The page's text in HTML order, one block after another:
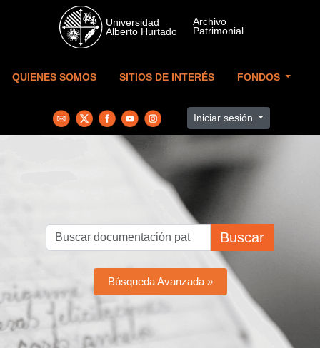
Skip to main content
QUIENES SOMOS SITIOS DE INTERÉS FONDOS
Iniciar sesión
Buscar
Búsqueda Avanzada »